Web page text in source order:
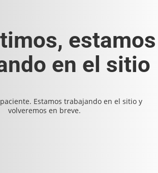
estamos
en el sitio
Estamos trabajando en el sitio y
volveremos en breve.